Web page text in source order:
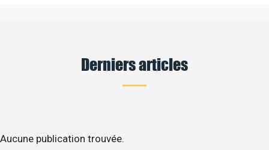
Derniers articles
Aucune publication trouvée.